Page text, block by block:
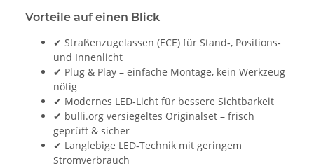
Vorteile auf einen Blick
✔ Straßenzugelassen (ECE) für Stand‑, Positions‑
und Innenlicht
✔ Plug & Play – einfache Montage, kein Werkzeug
nötig
✔ Modernes LED‑Licht für bessere Sichtbarkeit
✔ bulli.org versiegeltes Originalset – frisch
geprüft & sicher
✔ Langlebige LED‑Technik mit geringem
Stromverbrauch